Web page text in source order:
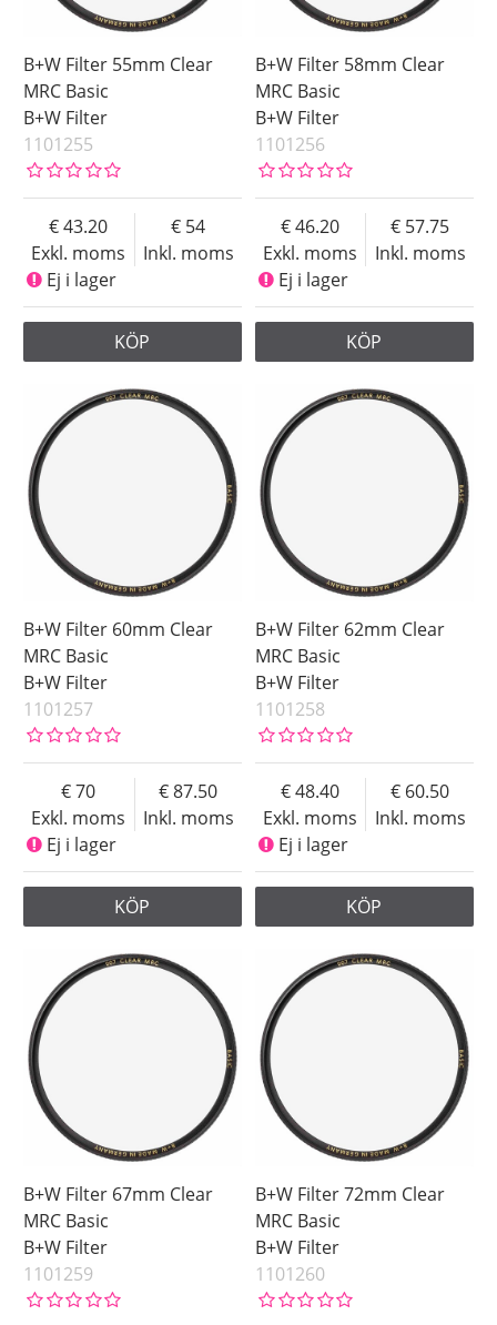
B+W Filter 55mm Clear
MRC Basic
B+W Filter
1101255
Exkl. moms
43.20
Inkl. moms
54
Ej i lager
KÖP
B+W Filter 58mm Clear
MRC Basic
B+W Filter
1101256
Exkl. moms
46.20
Inkl. moms
57.75
Ej i lager
KÖP
B+W Filter 60mm Clear
MRC Basic
B+W Filter
1101257
Exkl. moms
70
Inkl. moms
87.50
Ej i lager
KÖP
B+W Filter 62mm Clear
MRC Basic
B+W Filter
1101258
Exkl. moms
48.40
Inkl. moms
60.50
Ej i lager
KÖP
B+W Filter 67mm Clear
MRC Basic
B+W Filter
1101259
B+W Filter 72mm Clear
MRC Basic
B+W Filter
1101260